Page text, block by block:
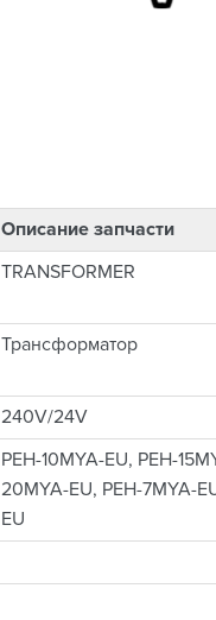
Описание запчасти
TRANSFORMER
Трансформатор
240V/24V
PEH-10MYA-EU, PEH-
20MYA-EU, PEH-7MYA-
EU